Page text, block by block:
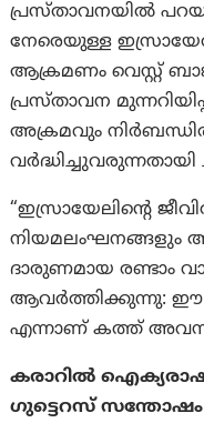
പ്രസ്താവനയിൽ
നേരെയുള്ള
ആക്രമണം വെസ്റ്റ്
പ്രസ്താവന
അക്രമവും
വർദ്ധിച്ചുവരുന്നതായി
“ഇസ്രായേലിന്റെ
നിയമലംഘനങ്ങളും
ദാരുണമായ രണ്ടാം
ആവർത്തിക്കുന്നു: ഈ
എന്നാണ് കത്ത്
കരാറിൽ
ഗുട്ടെറസ് സന്തോഷം